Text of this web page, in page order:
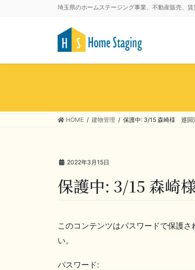
埼玉県のホームステージング事業、不動産販売、
HOME 建物管理 保護中: 3/15 森崎様 巡回
2022年3月15日
保護中: 3/15 森崎
このコンテンツはパスワードで保護
い。
パスワード: